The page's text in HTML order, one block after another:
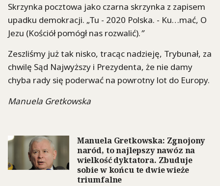
Skrzynka pocztowa jako czarna skrzynka z zapisem
upadku demokracji. „Tu - 2020 Polska. - Ku…mać, O
Jezu (Kościół pomógł nas rozwalić).”
Zeszliśmy już tak nisko, tracąc nadzieję, Trybunał, za
chwilę Sąd Najwyższy i Prezydenta, że nie damy
chyba rady się poderwać na powrotny lot do Europy.
Manuela Gretkowska
Manuela Gretkowska: Zgnojony
naród, to najlepszy nawóz na
wielkość dyktatora. Zbuduje
sobie w końcu te dwie wieże
triumfalne